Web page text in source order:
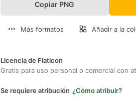
Copiar PNG
Más formatos Añadir a la
Licencia de Flaticon
Gratis para uso personal o comercial con
Se requiere atribución ¿Cómo atribuir?